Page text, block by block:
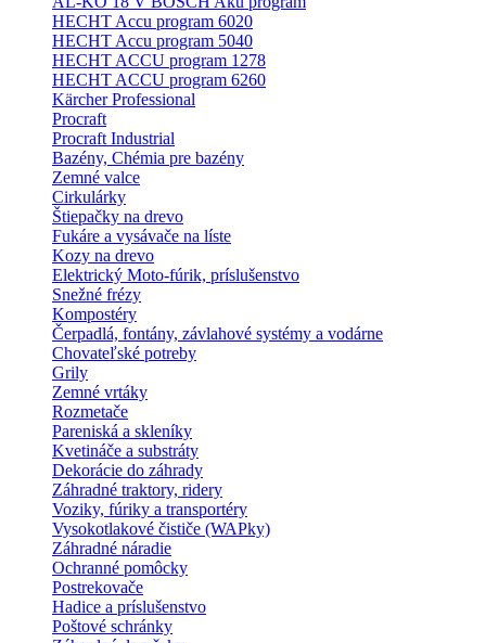
HECHT Accu program 6020
HECHT Accu program 5040
HECHT ACCU program 1278
HECHT ACCU program 6260
Kärcher Professional
Procraft
Procraft Industrial
Bazény, Chémia pre bazény
Zemné valce
Cirkulárky
Štiepačky na drevo
Fukáre a vysávače na líste
Kozy na drevo
Elektrický Moto-fúrik, príslušenstvo
Snežné frézy
Kompostéry
Čerpadlá, fontány, závlahové systémy a vodárne
Chovateľské potreby
Grily
Zemné vrtáky
Rozmetače
Pareniská a skleníky
Kvetináče a substráty
Dekorácie do záhrady
Záhradné traktory, ridery
Voziky, fúriky a transportéry
Vysokotlakové čističe (WAPky)
Záhradné náradie
Ochranné pomôcky
Postrekovače
Hadice a príslušenstvo
Poštové schránky